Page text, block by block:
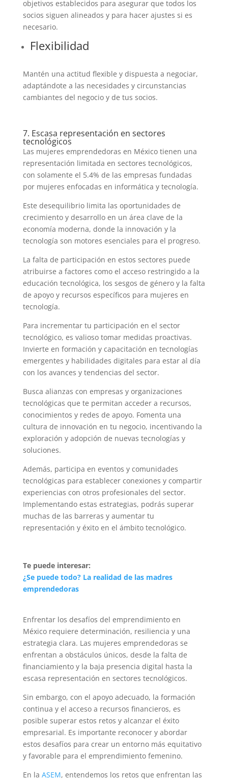
objetivos establecidos para asegurar que todos los
socios siguen alineados y para hacer ajustes si es
necesario.
Flexibilidad
Mantén una actitud flexible y dispuesta a negociar,
adaptándote a las necesidades y circunstancias
cambiantes del negocio y de tus socios.
7. Escasa representación en sectores
tecnológicos
Las mujeres emprendedoras en México tienen una
representación limitada en sectores tecnológicos,
con solamente el 5.4% de las empresas fundadas
por mujeres enfocadas en informática y tecnología.
Este desequilibrio limita las oportunidades de
crecimiento y desarrollo en un área clave de la
economía moderna, donde la innovación y la
tecnología son motores esenciales para el progreso.
La falta de participación en estos sectores puede
atribuirse a factores como el acceso restringido a la
educación tecnológica, los sesgos de género y la falta
de apoyo y recursos específicos para mujeres en
tecnología.
Para incrementar tu participación en el sector
tecnológico, es valioso tomar medidas proactivas.
Invierte en formación y capacitación en tecnologías
emergentes y habilidades digitales para estar al día
con los avances y tendencias del sector.
Busca alianzas con empresas y organizaciones
tecnológicas que te permitan acceder a recursos,
conocimientos y redes de apoyo. Fomenta una
cultura de innovación en tu negocio, incentivando la
exploración y adopción de nuevas tecnologías y
soluciones.
Además, participa en eventos y comunidades
tecnológicas para establecer conexiones y compartir
experiencias con otros profesionales del sector.
Implementando estas estrategias, podrás superar
muchas de las barreras y aumentar tu
representación y éxito en el ámbito tecnológico.
Te puede interesar:
¿Se puede todo? La realidad de las madres
emprendedoras
Enfrentar los desafíos del emprendimiento en
México requiere determinación, resiliencia y una
estrategia clara. Las mujeres emprendedoras se
enfrentan a obstáculos únicos, desde la falta de
financiamiento y la baja presencia digital hasta la
escasa representación en sectores tecnológicos.
Sin embargo, con el apoyo adecuado, la formación
continua y el acceso a recursos financieros, es
posible superar estos retos y alcanzar el éxito
empresarial. Es importante reconocer y abordar
estos desafíos para crear un entorno más equitativo
y favorable para el emprendimiento femenino.
En la ASEM, entendemos los retos que enfrentan las